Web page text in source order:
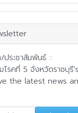
ระชาสัมพันธ์ ::
รคที่ 5 จังหวัดราชบุรี's
the latest news